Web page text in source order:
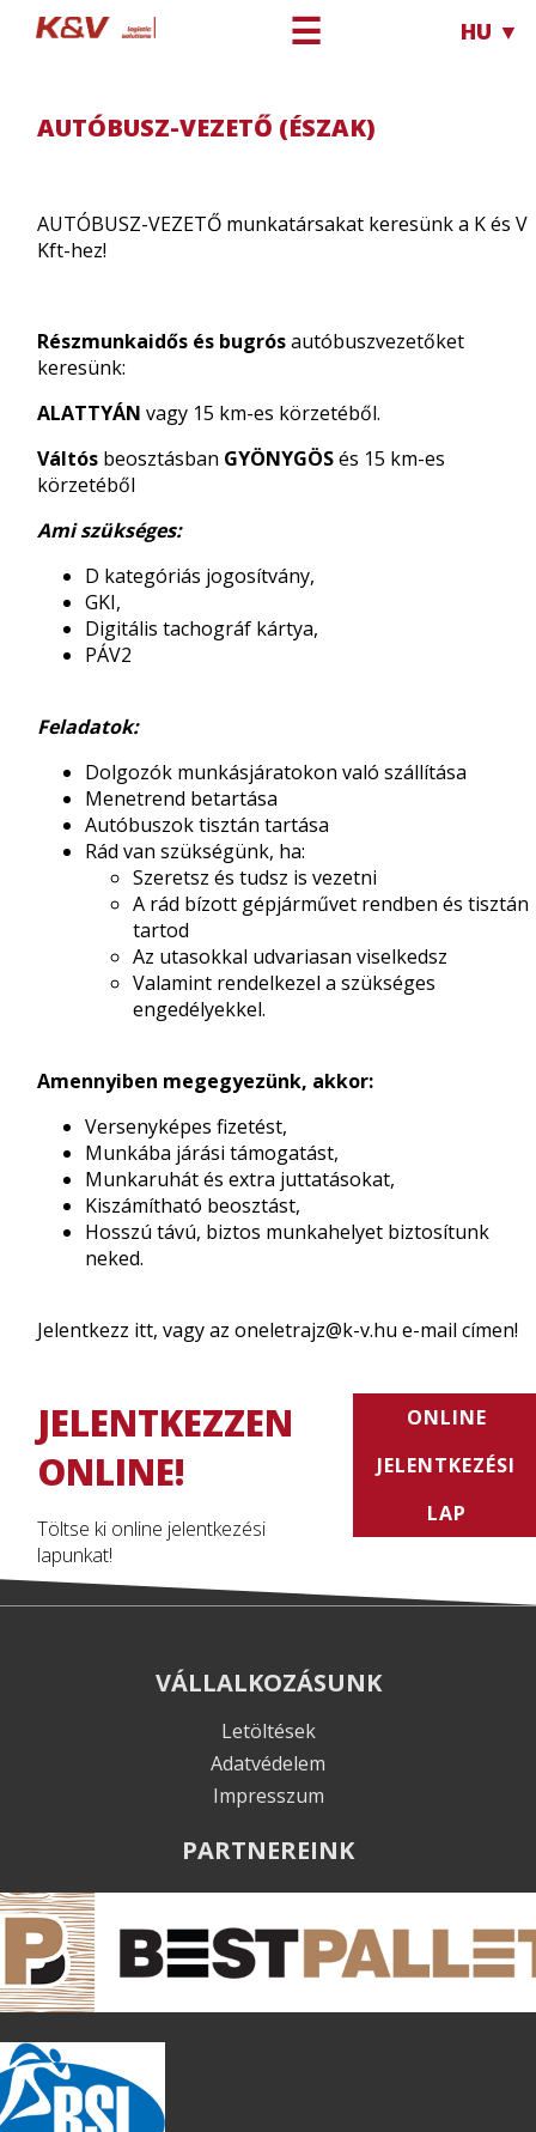
☰ HU ▼
Autóbusz-Vezető (ÉSZAK)
AUTÓBUSZ-VEZETŐ (ÉSZAK)
AUTÓBUSZ-VEZETŐ munkatársakat keresünk a K és V
Kft-hez!
Részmunkaidős és bugrósautóbuszvezetőket
keresünk:
ALATTYÁNvagy 15 km-es körzetéből.
Váltós beosztásban GYÖNYGÖSés 15 km-es
körzetéből
Ami szükséges:
D kategóriás jogosítvány,
GKI,
Digitális tachográf kártya,
PÁV2
Feladatok:
Dolgozók munkásjáratokon való szállítása
Menetrend betartása
Autóbuszok tisztán tartása
Rád van szükségünk, ha:
Szeretsz és tudsz is vezetni
A rád bízott gépjárművet rendben és tisztán
tartod
Az utasokkal udvariasan viselkedsz
Valamint rendelkezel a szükséges
engedélyekkel.
Amennyiben megegyezünk, akkor:
Versenyképes fizetést,
Munkába járási támogatást,
Munkaruhát és extra juttatásokat,
Kiszámítható beosztást,
Hosszú távú, biztos munkahelyet biztosítunk
neked.
Jelentkezz itt, vagy az oneletrajz@k-v.hu e-mail címen!
JELENTKEZZEN
ONLINE!
Töltse ki online jelentkezési
lapunkat!
ONLINE
JELENTKEZÉSI
LAP
VÁLLALKOZÁSUNK
Letöltések
Adatvédelem
Impresszum
PARTNEREINK